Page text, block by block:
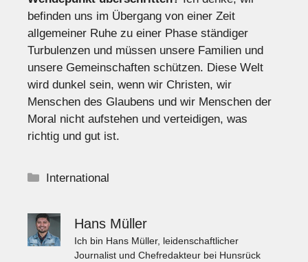
befinden uns im Übergang von einer Zeit
allgemeiner Ruhe zu einer Phase ständiger
Turbulenzen und müssen unsere Familien und
unsere Gemeinschaften schützen. Diese Welt
wird dunkel sein, wenn wir Christen, wir
Menschen des Glaubens und wir Menschen der
Moral nicht aufstehen und verteidigen, was
richtig und gut ist.
Kategorien
International
Hans Müller
Ich bin Hans Müller, leidenschaftlicher
Journalist und Chefredakteur bei Hunsrück